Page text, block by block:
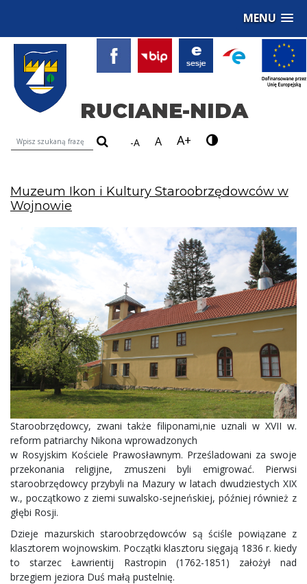
MENU
RUCIANE-NIDA
Wyszukiwarka treści na stronie
-A A A+
Muzeum Ikon i Kultury Staroobrzędowców w
Wojnowie
Staroobrzędowcy, zwani także filiponami,nie uznali w XVII w.
reform patriarchy Nikona wprowadzonych
w Rosyjskim Kościele Prawosławnym. Prześladowani za swoje
przekonania religijne, zmuszeni byli emigrować. Pierwsi
staroobrzędowcy przybyli na Mazury w latach dwudziestych XIX
w., początkowo z ziemi suwalsko-sejneńskiej, później również z
głębi Rosji.
Dzieje mazurskich staroobrzędowców są ściśle powiązane z
klasztorem wojnowskim. Początki klasztoru sięgają 1836 r. kiedy
to starzec Ławrientij Rastropin (1762-1851) założył nad
brzegiem jeziora Duś małą pustelnię.